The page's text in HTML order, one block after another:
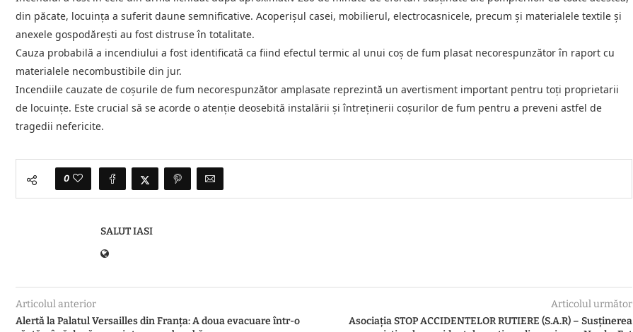
din păcate, locuința a suferit daune semnificative. Acoperișul casei, mobilierul, electrocasnicele, precum și materialele textile și
anexele gospodărești au fost distruse în totalitate.
Cauza probabilă a incendiului a fost identificată ca fiind efectul termic al unui coș de fum plasat necorespunzător în raport cu
materialele necombustibile din jur.
Incendiile cauzate de coșurile de fum necorespunzător amplasate reprezintă un avertisment important pentru toți proprietarii
de locuințe. Este crucial să se acorde o atenție deosebită instalării și întreținerii coșurilor de fum pentru a preveni astfel de
tragedii nefericite.
0
SALUT IASI
Articolul anterior
Alertă la Palatul Versailles din Franța: A doua evacuare într-o
Articolul următor
Asociația STOP ACCIDENTELOR RUTIERE (S.A.R) – Susținerea